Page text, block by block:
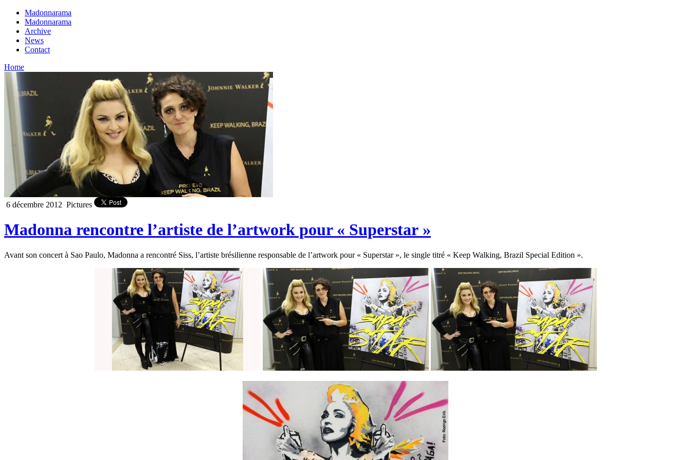
Madonnarama
Madonnarama
Archive
News
Contact
Home
6 décembre 2012 Pictures
Madonna rencontre l’artiste de l’artwork pour « Superstar »
Avant son concert à Sao Paulo, Madonna a rencontré Siss, l’artiste brésilienne responsable de l’artwork pour « Superstar », le single titré « Keep Walking, Brazil Special Edition ».